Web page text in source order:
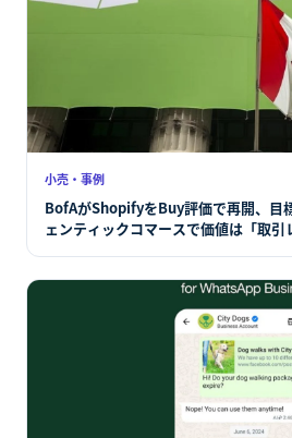
小売・事例
BofAがShopifyをBuy評価で再開、目
ェンティックコマースで価値は「取引